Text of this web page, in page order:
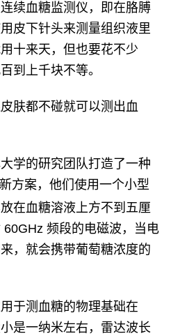
续血糖监测仪，即在胳膊
皮下针头来测量组织液里
十来天，但也要花不少
到上千块不等。
肤都不碰就可以测出血
学的研究团队打造了一种
方案，他们使用一个小型
在血糖溶液上方不到五厘
频段的电磁波，当电
，就会携带葡萄糖浓度的
于测血糖的物理基础在
是一纳米左右，雷达波长